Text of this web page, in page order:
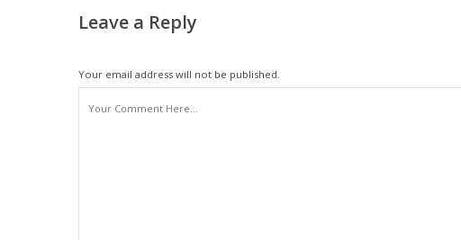
Leave a Reply
Your email address will not be published.